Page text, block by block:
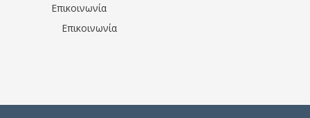
Επικοινωνία
Επικοινωνία